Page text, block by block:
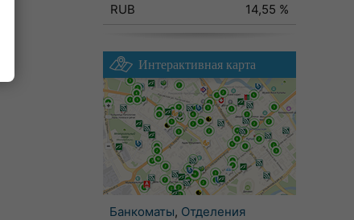
RUB
14,55 %
Интерактивная карта
Банкоматы, Отделения